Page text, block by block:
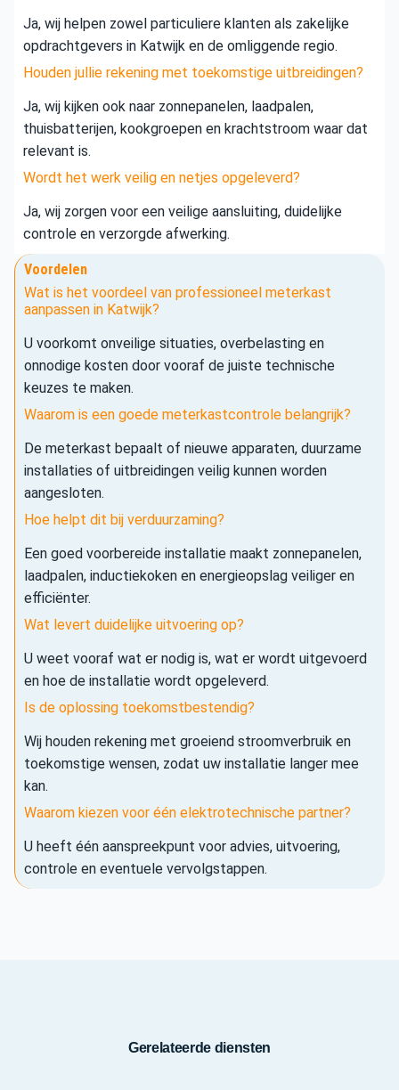
Ja, wij helpen zowel particuliere klanten als zakelijke
opdrachtgevers in Katwijk en de omliggende regio.
Houden jullie rekening met toekomstige uitbreidingen?
Ja, wij kijken ook naar zonnepanelen, laadpalen,
thuisbatterijen, kookgroepen en krachtstroom waar dat
relevant is.
Wordt het werk veilig en netjes opgeleverd?
Ja, wij zorgen voor een veilige aansluiting, duidelijke
controle en verzorgde afwerking.
Voordelen
Wat is het voordeel van professioneel meterkast
aanpassen in Katwijk?
U voorkomt onveilige situaties, overbelasting en
onnodige kosten door vooraf de juiste technische
keuzes te maken.
Waarom is een goede meterkastcontrole belangrijk?
De meterkast bepaalt of nieuwe apparaten, duurzame
installaties of uitbreidingen veilig kunnen worden
aangesloten.
Hoe helpt dit bij verduurzaming?
Een goed voorbereide installatie maakt zonnepanelen,
laadpalen, inductiekoken en energieopslag veiliger en
efficiënter.
Wat levert duidelijke uitvoering op?
U weet vooraf wat er nodig is, wat er wordt uitgevoerd
en hoe de installatie wordt opgeleverd.
Is de oplossing toekomstbestendig?
Wij houden rekening met groeiend stroomverbruik en
toekomstige wensen, zodat uw installatie langer mee
kan.
Waarom kiezen voor één elektrotechnische partner?
U heeft één aanspreekpunt voor advies, uitvoering,
controle en eventuele vervolgstappen.
Gerelateerde diensten